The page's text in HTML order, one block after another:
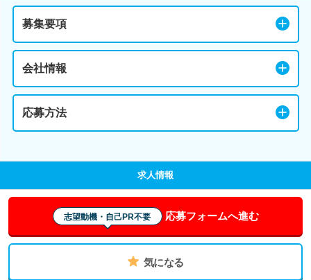
募集要項
会社情報
応募方法
求人情報
志望動機・自己PR不要 応募フォームへ進む
気になる